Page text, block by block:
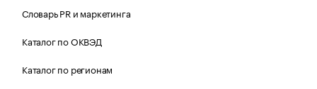
Словарь PR и маркетинга
Каталог по ОКВЭД
Каталог по регионам